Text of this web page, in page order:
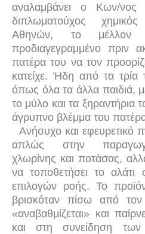
αναλαμβάνει ο Κων/νος
διπλωματούχος
Αθηνών, το μέλλον
προδιαγεγραμμένο πριν
πατέρα του να τον
κατείχε. Ήδη από τα τρία
όπως όλα τα άλλα παιδιά,
το μύλο και τα ξηραντήρια
άγρυπνο βλέμμα του
Ανήσυχο και εφευρετικό
απλώς στην
χλωρίνης και ποτάσας,
να τοποθετήσει το
επιλογών ροής. Το
βρισκόταν πίσω από
«αναβαθμίζεται» και
και στη συνείδηση των